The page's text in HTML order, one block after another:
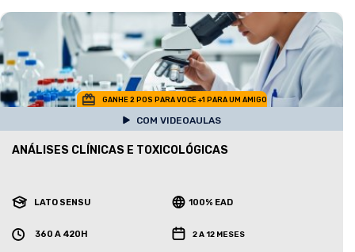
GANHE 2 POS PARA VOCE +1 PARA UM AMIGO
COM VIDEOAULAS
ANÁLISES CLÍNICAS E TOXICOLÓGICAS
LATO SENSU 100% EAD
360 A 420H 2 A 12 MESES